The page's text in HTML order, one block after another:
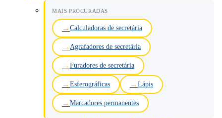
MAIS PROCURADAS
Calculadoras de secretária
Agrafadores de secretária
Furadores de secretária
Esferográficas Lápis
Marcadores permanentes